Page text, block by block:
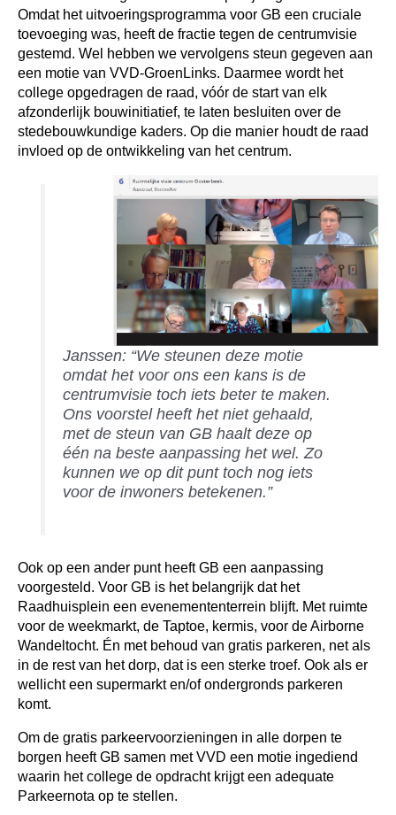
Omdat het uitvoeringsprogramma voor GB een cruciale
toevoeging was, heeft de fractie tegen de centrumvisie
gestemd. Wel hebben we vervolgens steun gegeven aan
een motie van VVD-GroenLinks. Daarmee wordt het
college opgedragen de raad, vóór de start van elk
afzonderlijk bouwinitiatief, te laten besluiten over de
stedebouwkundige kaders. Op die manier houdt de raad
invloed op de ontwikkeling van het centrum.
Janssen: “We steunen deze motie
omdat het voor ons een kans is de
centrumvisie toch iets beter te maken.
Ons voorstel heeft het niet gehaald,
met de steun van GB haalt deze op
één na beste aanpassing het wel. Zo
kunnen we op dit punt toch nog iets
voor de inwoners betekenen.”
Ook op een ander punt heeft GB een aanpassing
voorgesteld. Voor GB is het belangrijk dat het
Raadhuisplein een evenemententerrein blijft. Met ruimte
voor de weekmarkt, de Taptoe, kermis, voor de Airborne
Wandeltocht. Én met behoud van gratis parkeren, net als
in de rest van het dorp, dat is een sterke troef. Ook als er
wellicht een supermarkt en/of ondergronds parkeren
komt.
Om de gratis parkeervoorzieningen in alle dorpen te
borgen heeft GB samen met VVD een motie ingediend
waarin het college de opdracht krijgt een adequate
Parkeernota op te stellen.